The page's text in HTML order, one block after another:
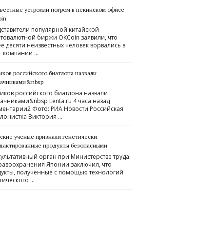
устроили погром в пекинском офисе
популярной китайской
биржи OKCoin заявили, что
десяти неизвестных человек ворвались в
компании …
российского биатлона назвали
российского биатлона назвали
Lenta.ru 4 часа назад
Фото: РИА Новости Российская
Виктория …
ученые признали генетически
продукты безопасными
орган при Министерстве труда
Японии заключил, что
полученные с помощью технологий
…